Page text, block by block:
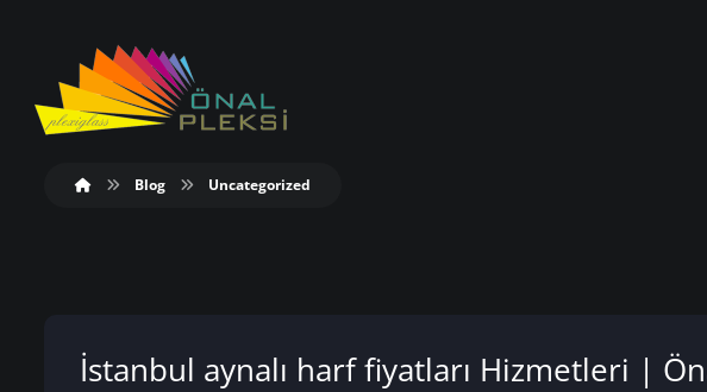
Blog Uncategorized
İstanbul aynalı harf fiyatları Hizmetleri |